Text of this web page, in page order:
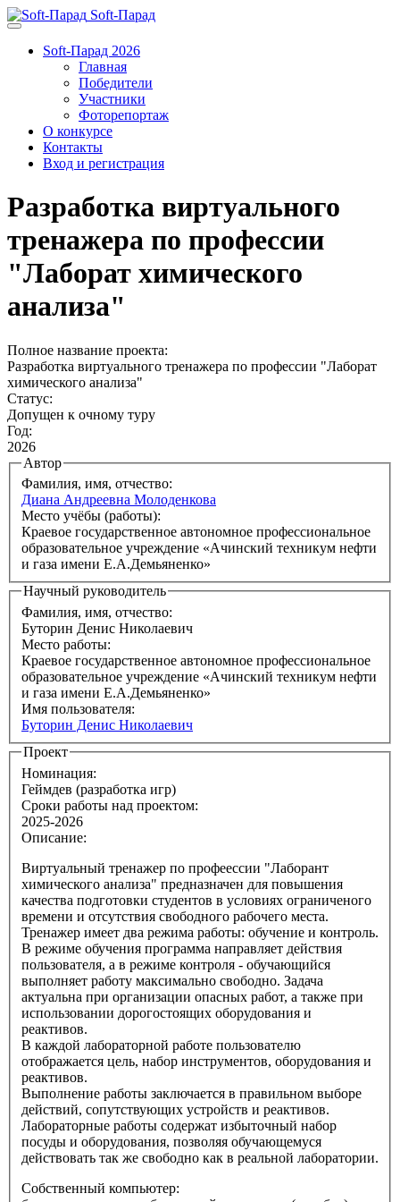
Soft-Парад
Soft-Парад 2026
Главная
Победители
Участники
Фоторепортаж
О конкурсе
Контакты
Вход и регистрация
Разработка виртуального
тренажера по профессии
"Лаборат химического
анализа"
Полное название проекта:
Разработка виртуального тренажера по профессии "Лаборат
химического анализа"
Статус:
Допущен к очному туру
Год:
2026
Автор
Фамилия, имя, отчество:
Диана Андреевна Молоденкова
Место учёбы (работы):
Краевое государственное автономное профессиональное
образовательное учреждение «Ачинский техникум нефти
и газа имени Е.А.Демьяненко»
Научный руководитель
Фамилия, имя, отчество:
Буторин Денис Николаевич
Место работы:
Краевое государственное автономное профессиональное
образовательное учреждение «Ачинский техникум нефти
и газа имени Е.А.Демьяненко»
Имя пользователя:
Буторин Денис Николаевич
Проект
Номинация:
Геймдев (разработка игр)
Сроки работы над проектом:
2025-2026
Описание:
Виртуальный тренажер по профеессии "Лаборант
химического анализа" предназначен для повышения
качества подготовки студентов в условиях ограниченого
времени и отсутствия свободного рабочего места.
Тренажер имеет два режима работы: обучение и контроль.
В режиме обучения программа направляет действия
пользователя, а в режиме контроля - обучающийся
выполняет работу максимально свободно. Задача
актуальна при организации опасных работ, а также при
использовании дорогостоящих оборудования и
реактивов.
В каждой лабораторной работе пользователю
отображается цель, набор инструментов, оборудования и
реактивов.
Выполнение работы заключается в правильном выборе
действий, сопутствующих устройств и реактивов.
Лабораторные работы содержат избыточный набор
посуды и оборудования, позволяя обучающемуся
действовать так же свободно как в реальной лаборатории.
Собственный компьютер: